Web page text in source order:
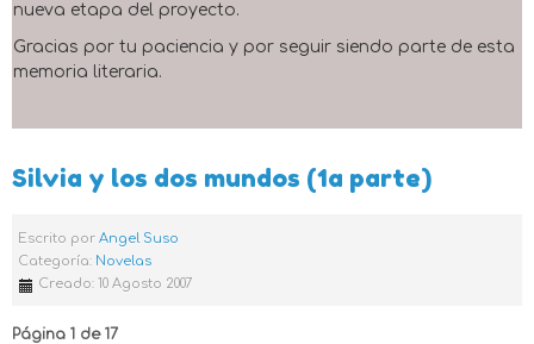
nueva etapa del proyecto.
Gracias por tu paciencia y por seguir siendo parte de esta
memoria literaria.
Silvia y los dos mundos (1a parte)
Escrito por Angel Suso
Categoría: Novelas
Creado: 10 Agosto 2007
Página 1 de 17